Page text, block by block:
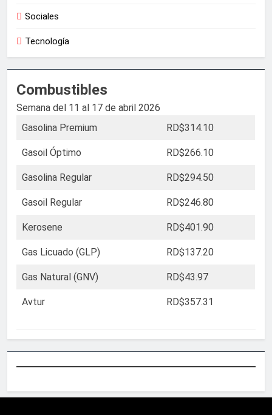
Sociales
Tecnología
Combustibles
Semana del 11 al 17 de abril 2026
Gasolina Premium
RD$314.10
Gasoil Óptimo RD$266.10
Gasolina Regular RD$294.50
Gasoil Regular RD$246.80
Kerosene RD$401.90
Gas Licuado (GLP) RD$137.20
Gas Natural (GNV) RD$43.97
Avtur RD$357.31